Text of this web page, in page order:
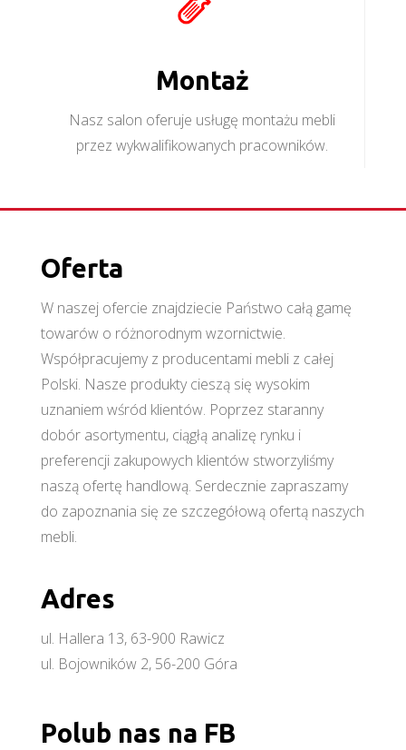
Montaż
Nasz salon oferuje usługę montażu mebli
przez wykwalifikowanych pracowników.
Oferta
W naszej ofercie znajdziecie Państwo całą gamę
towarów o różnorodnym wzornictwie.
Współpracujemy z producentami mebli z całej
Polski. Nasze produkty cieszą się wysokim
uznaniem wśród klientów. Poprzez staranny
dobór asortymentu, ciągłą analizę rynku i
preferencji zakupowych klientów stworzyliśmy
naszą ofertę handlową. Serdecznie zapraszamy
do zapoznania się ze szczegółową ofertą naszych
mebli.
Adres
ul. Hallera 13, 63-900 Rawicz
ul. Bojowników 2, 56-200 Góra
Polub nas na FB